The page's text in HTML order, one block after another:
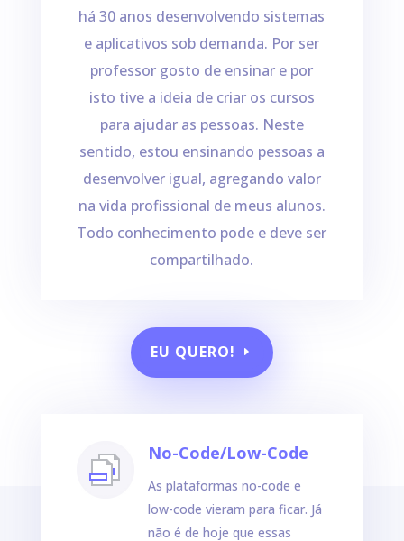
há 30 anos desenvolvendo sistemas
e aplicativos sob demanda. Por ser
professor gosto de ensinar e por
isto tive a ideia de criar os cursos
para ajudar as pessoas. Neste
sentido, estou ensinando pessoas a
desenvolver igual, agregando valor
na vida profissional de meus alunos.
Todo conhecimento pode e deve ser
compartilhado.
EU QUERO!
No-Code/Low-Code
As plataformas no-code e
low-code vieram para ficar. Já
não é de hoje que essas